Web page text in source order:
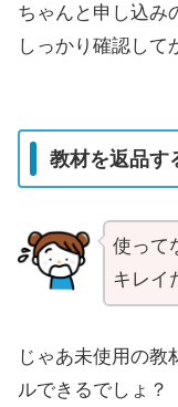
ちゃんと申し込み
しっかり確認して
教材を返品す
使って
キレイ
じゃあ未使用の教
ルできるでしょ？